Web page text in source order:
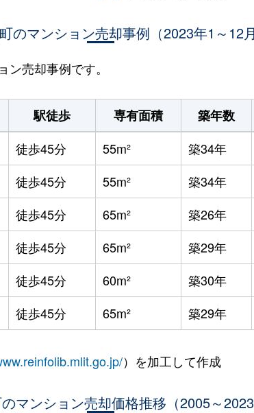
のマンション売却事例（2023年1～12
売却事例です。
駅徒歩 専有面積
築年数
徒歩45分 55m²
築34年
徒歩45分 55m²
築34年
徒歩45分 65m²
築26年
徒歩45分 65m²
築29年
徒歩45分 60m²
築30年
徒歩45分 65m² 築29年
）を加工して作成
マンション売却価格推移（2005～